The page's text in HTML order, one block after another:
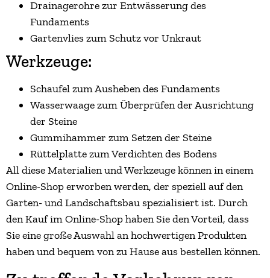
Drainagerohre zur Entwässerung des
Fundaments
Gartenvlies zum Schutz vor Unkraut
Werkzeuge:
Schaufel zum Ausheben des Fundaments
Wasserwaage zum Überprüfen der Ausrichtung
der Steine
Gummihammer zum Setzen der Steine
Rüttelplatte zum Verdichten des Bodens
All diese Materialien und Werkzeuge können in einem
Online-Shop erworben werden, der speziell auf den
Garten- und Landschaftsbau spezialisiert ist. Durch
den Kauf im Online-Shop haben Sie den Vorteil, dass
Sie eine große Auswahl an hochwertigen Produkten
haben und bequem von zu Hause aus bestellen können.